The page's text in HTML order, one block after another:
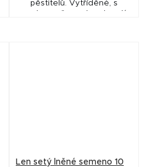
pěstitelů. Vytříděné, s
Len setý lněné semeno 10